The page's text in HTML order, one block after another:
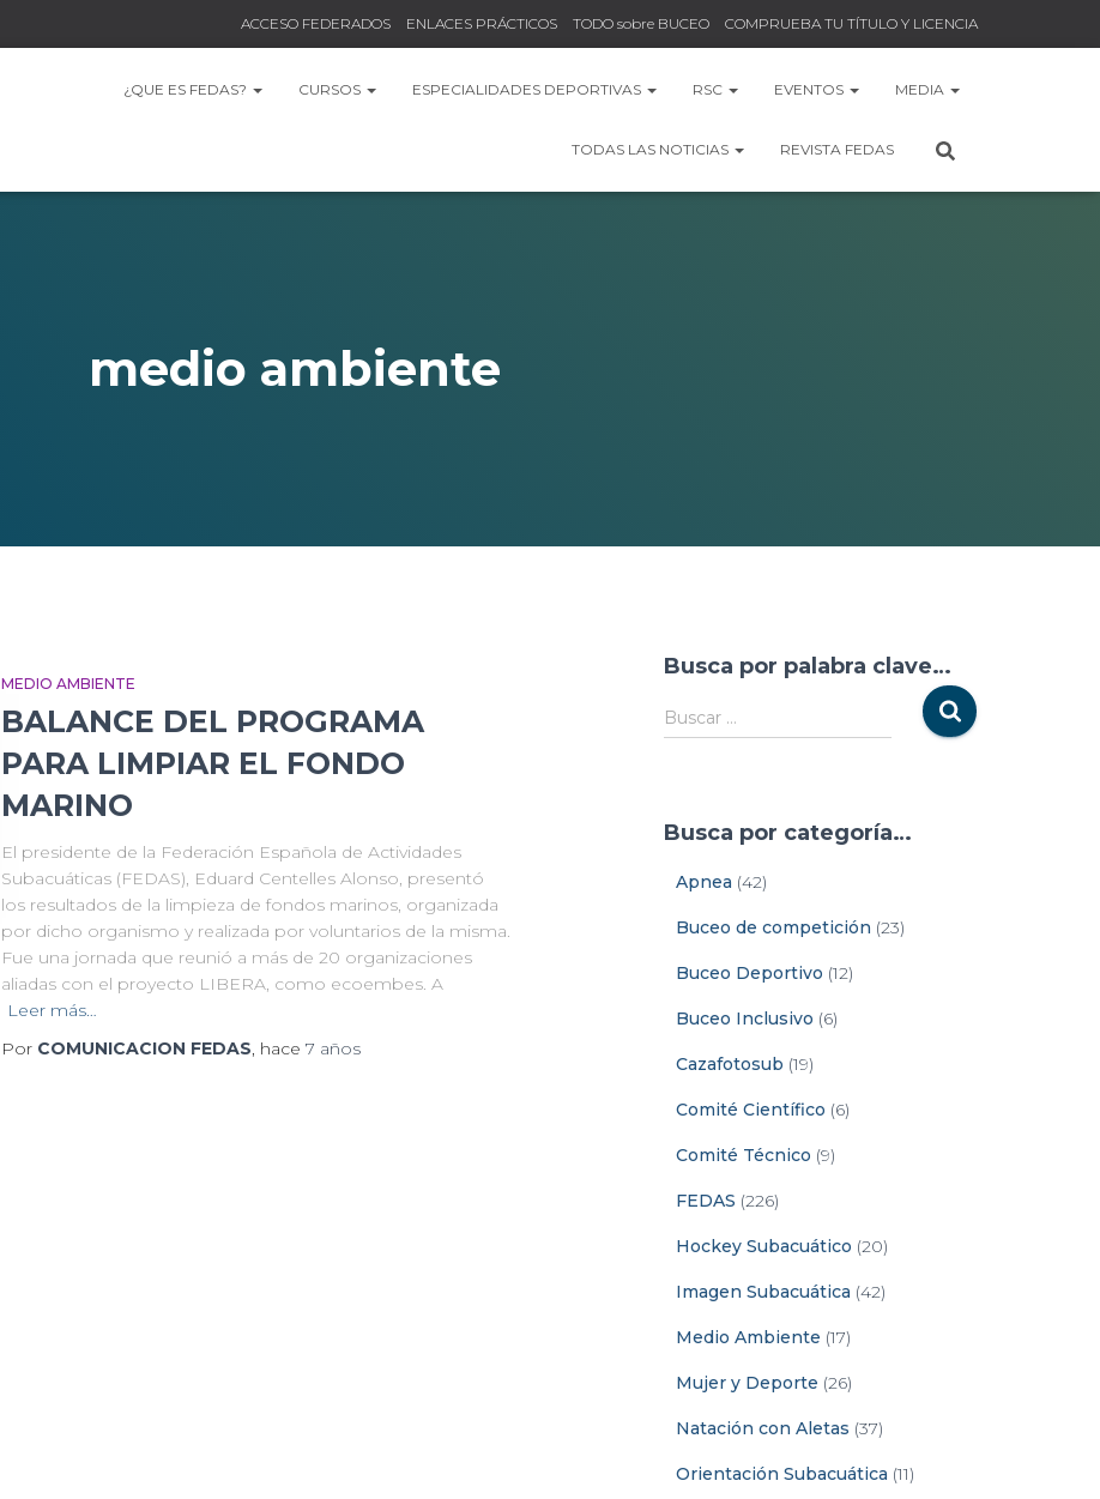
ACCESO FEDERADOS ENLACES PRÁCTICOS TODO sobre BUCEO COMPRUEBA TU TÍTULO Y LICENCIA
¿QUE ES FEDAS? CURSOS ESPECIALIDADES DEPORTIVAS RSC EVENTOS MEDIA
TODAS LAS NOTICIAS REVISTA FEDAS
medio ambiente
MEDIO AMBIENTE
BALANCE DEL PROGRAMA
PARA LIMPIAR EL FONDO
MARINO
El presidente de la Federación Española de Actividades
Subacuáticas (FEDAS), Eduard Centelles Alonso, presentó
los resultados de la limpieza de fondos marinos, organizada
por dicho organismo y realizada por voluntarios de la misma.
Fue una jornada que reunió a más de 20 organizaciones
aliadas con el proyecto LIBERA, como ecoembes. A
Leer más…
Por COMUNICACION FEDAS, hace 7 años
Busca por palabra clave…
Buscar …
Busca por categoría…
Apnea (42)
Buceo de competición (23)
Buceo Deportivo (12)
Buceo Inclusivo (6)
Cazafotosub (19)
Comité Científico (6)
Comité Técnico (9)
FEDAS (226)
Hockey Subacuático (20)
Imagen Subacuática (42)
Medio Ambiente (17)
Mujer y Deporte (26)
Natación con Aletas (37)
Orientación Subacuática (11)